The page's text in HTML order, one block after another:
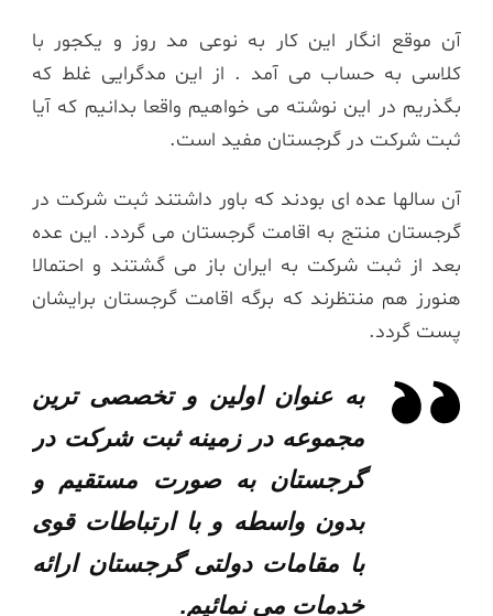
آن موقع انگار این کار به نوعی مد روز و یکجور با
کلاسی به حساب می آمد . از این مدگرایی غلط که
بگذریم در این نوشته می خواهیم واقعا بدانیم که آیا
ثبت شرکت در گرجستان مفید است.
آن سالها عده ای بودند که باور داشتند ثبت شرکت در
گرجستان منتج به اقامت گرجستان می گردد. این عده
بعد از ثبت شرکت به ایران باز می گشتند و احتمالا
هنورز هم منتظرند که برگه اقامت گرجستان برایشان
پست گردد.
به عنوان اولین و تخصصی ترین
مجموعه در زمینه ثبت شرکت در
گرجستان به صورت مستقیم و
بدون واسطه و با ارتباطات قوی
با مقامات دولتی گرجستان ارائه
خدمات می نمائیم.